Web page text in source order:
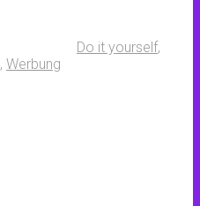
Do it yourself,
, Werbung